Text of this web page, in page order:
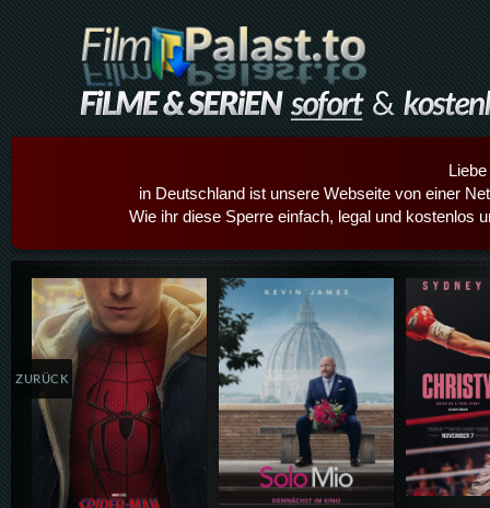
in Deutschland ist unsere Webseite von einer
Wie ihr diese Sperre einfach, legal und kostenlos
Details,Play Details,Play
ZURÜCK